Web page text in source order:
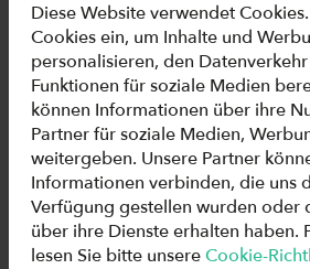
FREOR DUAL AIR
CURTAIN BROSCHÜRE
[EN]
[EN]
Diese Website verwendet
Cookies ein, um Inhalte und
personalisieren, den
Funktionen für soziale Medien
können Informationen über ihre
Partner für soziale Medien,
weitergeben. Unsere Partner
Informationen verbinden, die uns
Verfügung gestellen wurden oder
über ihre Dienste erhalten haben.
lesen Sie bitte unsereCookie-